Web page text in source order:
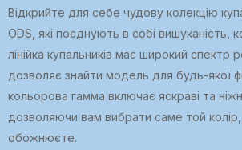
Відкрийте для себе чудову колекцію
ODS, які поєднують в собі вишуканість,
лінійка купальників має широкий спектр
дозволяє знайти модель для будь-якої
кольорова гамма включає яскраві та ніжні
дозволяючи вам вибрати саме той колір,
обожнюєте.